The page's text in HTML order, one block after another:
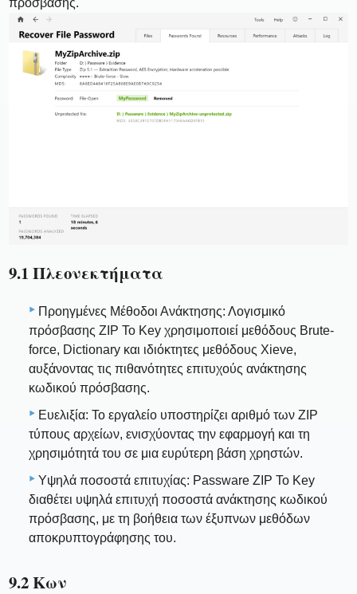
πρόσβασης.
9.1 Πλεονεκτήματα
Προηγμένες Μέθοδοι Ανάκτησης: Λογισμικό
πρόσβασης ZIP Το Key χρησιμοποιεί μεθόδους Brute-
force, Dictionary και ιδιόκτητες μεθόδους Xieve,
αυξάνοντας τις πιθανότητες επιτυχούς ανάκτησης
κωδικού πρόσβασης.
Ευελιξία: Το εργαλείο υποστηρίζει αριθμό των ZIP
τύπους αρχείων, ενισχύοντας την εφαρμογή και τη
χρησιμότητά του σε μια ευρύτερη βάση χρηστών.
Υψηλά ποσοστά επιτυχίας: Passware ZIP Το Key
διαθέτει υψηλά επιτυχή ποσοστά ανάκτησης κωδικού
πρόσβασης, με τη βοήθεια των έξυπνων μεθόδων
αποκρυπτογράφησης του.
9.2 Κων